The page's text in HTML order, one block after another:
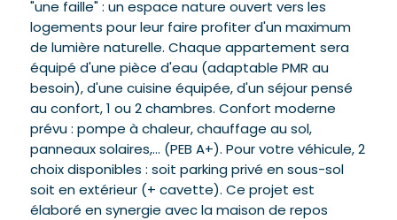
"une faille" : un espace nature ouvert vers les
logements pour leur faire profiter d'un maximum
de lumière naturelle. Chaque appartement sera
équipé d'une pièce d'eau (adaptable PMR au
besoin), d'une cuisine équipée, d'un séjour pensé
au confort, 1 ou 2 chambres. Confort moderne
prévu : pompe à chaleur, chauffage au sol,
panneaux solaires,... (PEB A+). Pour votre véhicule, 2
choix disponibles : soit parking privé en sous-sol
soit en extérieur (+ cavette). Ce projet est
élaboré en synergie avec la maison de repos